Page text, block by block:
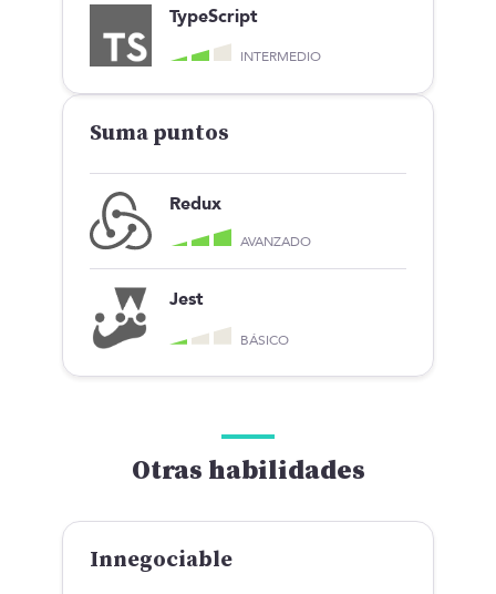
TypeScript
INTERMEDIO
Suma puntos
Redux
AVANZADO
Jest
BÁSICO
Otras habilidades
Innegociable